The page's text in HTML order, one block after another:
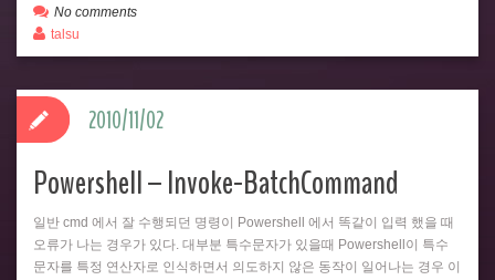
No comments
talsu
Powershell – Invoke-BatchCommand
일반 cmd 에서 잘 수행되던 명령이 Powershell 에서 똑같이 입력 했을 때
오류가 나는 경우가 있다. 대부분 특수문자가 있을때 Powershell이 특수
문자를 특정 연산자로 인식하면서 의도하지 않은 동작이 일어나는 경우 이
2010/11/02